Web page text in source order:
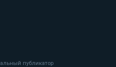
публикатор